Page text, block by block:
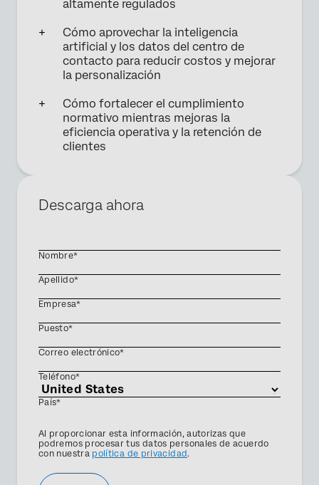
altamente regulados
Cómo aprovechar la inteligencia
artificial y los datos del centro de
contacto para reducir costos y mejorar
la personalización
Cómo fortalecer el cumplimiento
normativo mientras mejoras la
eficiencia operativa y la retención de
clientes
Descarga ahora
Nombre*
Apellido*
Empresa*
Puesto*
Correo electrónico*
Teléfono*
País*
Privacy
Optin
Al proporcionar esta información, autorizas que
podremos procesar tus datos personales de acuerdo
con nuestra política de privacidad.